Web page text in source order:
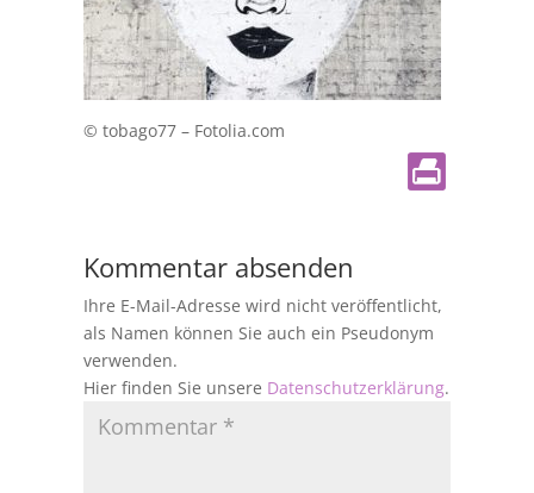
© tobago77 – Fotolia.com
Kommentar absenden
Ihre E-Mail-Adresse wird nicht veröffentlicht,
als Namen können Sie auch ein Pseudonym
verwenden.
Hier finden Sie unsere Datenschutzerklärung.